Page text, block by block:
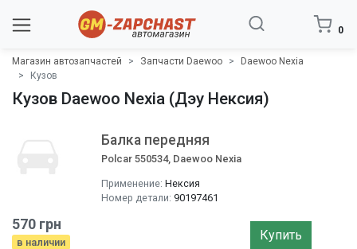
0
Магазин автозапчастей Запчасти Daewoo
Daewoo Nexia
Кузов
Кузов Daewoo Nexia (Дэу Нексия)
Балка передняя
Polcar 550534, Daewoo Nexia
Применение: Нексия
Номер детали: 90197461
570 грн
в наличии Купить